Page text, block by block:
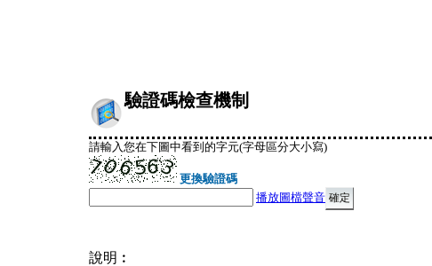
驗證碼檢查機制
請輸入您在下圖中看到的字元(字母區分大小寫)
更換驗證碼
播放圖檔聲音
說明︰